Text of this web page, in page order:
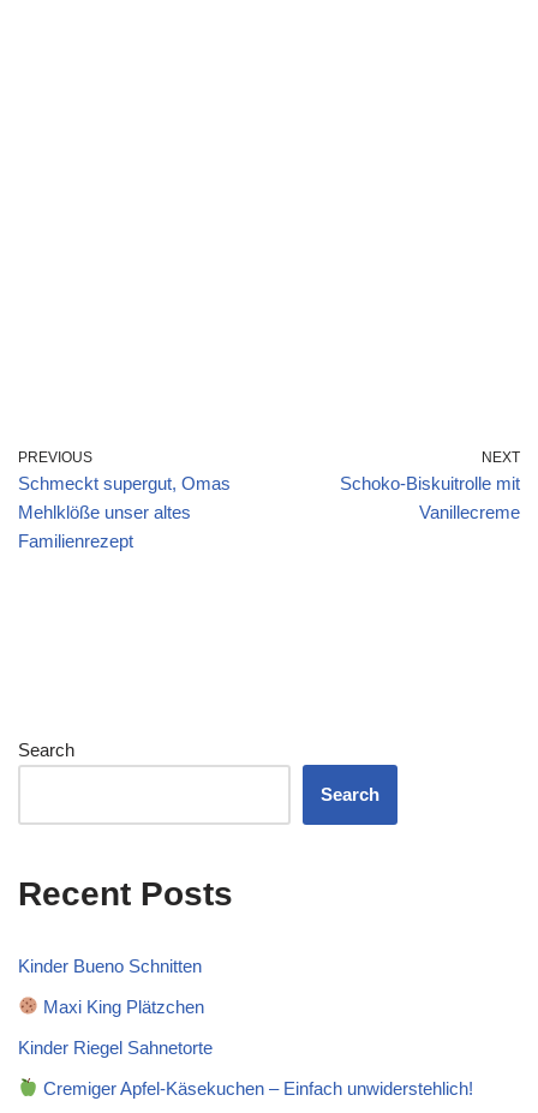
PREVIOUS
Schmeckt supergut, Omas
Mehlklöße unser altes
Familienrezept
NEXT
Schoko-Biskuitrolle mit
Vanillecreme
Search
Search
Recent Posts
Kinder Bueno Schnitten
Maxi King Plätzchen
Kinder Riegel Sahnetorte
Cremiger Apfel-Käsekuchen – Einfach unwiderstehlich!